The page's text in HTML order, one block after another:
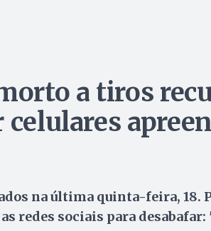
a tiros
na última quinta-feira, 18.
redes sociais para